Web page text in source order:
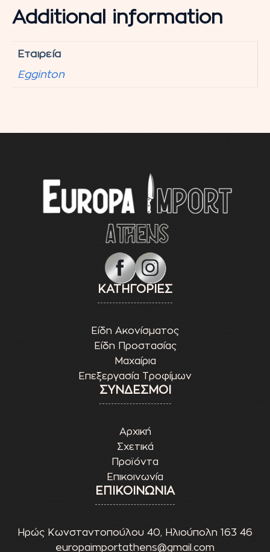
Additional information
Εταιρεία
Egginton
ΚΑΤΗΓΟΡΙΕΣ
Είδη Ακονίσματος
Είδη Προστασίας
Μαχαίρια
Επεξεργασία Τροφίμων
ΣΥΝΔΕΣΜΟΙ
Αρχική
Σχετικά
Προϊόντα
Επικοινωνία
ΕΠΙΚΟΙΝΩΝΙΑ
Ηρώς Κωνσταντοπούλου 40, Ηλιούπολη 163 46
europaimportathens@gmail.com